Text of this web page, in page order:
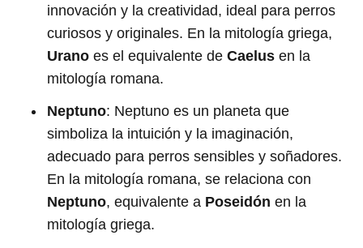
innovación y la creatividad, ideal para perros
curiosos y originales. En la mitología griega,
Urano es el equivalente de Caelus en la
mitología romana.
Neptuno: Neptuno es un planeta que
simboliza la intuición y la imaginación,
adecuado para perros sensibles y soñadores.
En la mitología romana, se relaciona con
Neptuno, equivalente a Poseidón en la
mitología griega.